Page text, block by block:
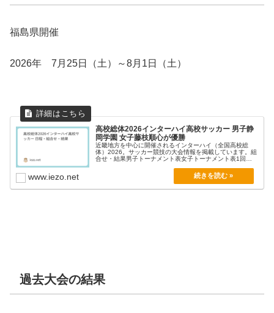
福島県開催
2026年 7月25日（土）～8月1日（土）
高校総体2026インターハイ高校サッカー 男子静
岡学園 女子藤枝順心が優勝
近畿地方を中心に開催されるインターハイ（全国高校総
体）2026。サッカー競技の大会情報を掲載しています。組
合せ・結果男子トーナメント表女子トーナメント表1回戦
www.iezo.net
過去大会の結果